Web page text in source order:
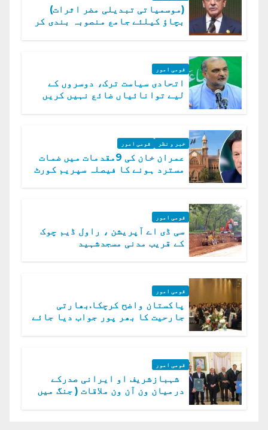
(موسمیاتی تبدیلی مضر اثرات)
بچاؤ کیلئے جامع منصوبہ بندی کر
قومی امور
اتحادی سیاست ترک، دوسروں کے
لیے توانائیاں ضائع نہیں کریں
خبر و نظر قومی امور
عمران خان کی 9مقدمات میں ضمات
مسترد ہونے کا فیصلہ سپریم کورٹ
قومی امور
سی ڈی اے آپریشن ، راول ڈیم چوک
کے قریب مدنی مسجدشہید
قومی امور
پاکستان واضح کرچکا.بھارتی
جارحیت کا بھر پور جواب دیا جائے
قومی امور
شہبازشریف او ایرانی صدرکے
درمیان ون آن ون ملاقات ( جنگ میں